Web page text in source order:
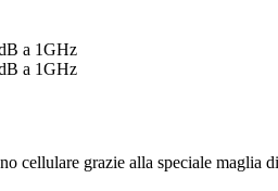
cellulare grazie alla speciale maglia